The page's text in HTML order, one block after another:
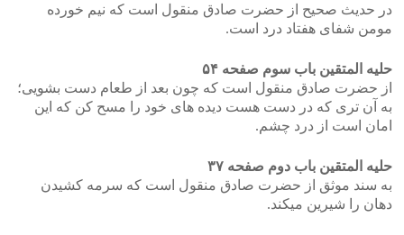
در حدیث صحیح از حضرت صادق منقول است که نیم خورده
مومن شفای هفتاد درد است.
حلیه المتقین باب سوم صفحه ۵۴
از حضرت صادق منقول است که چون بعد از طعام دست بشویی؛
به آن تری که در دست هست دیده های خود را مسح کن که این
امان است از درد چشم.
حلیه المتقین باب دوم صفحه ۳۷
به سند موثق از حضرت صادق منقول است که سرمه کشیدن
دهان را شیرین میکند.